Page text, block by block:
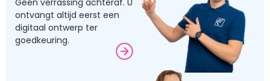
Geen verrassing achteraf. U
ontvangt altijd eerst een
digitaal ontwerp ter
goedkeuring.